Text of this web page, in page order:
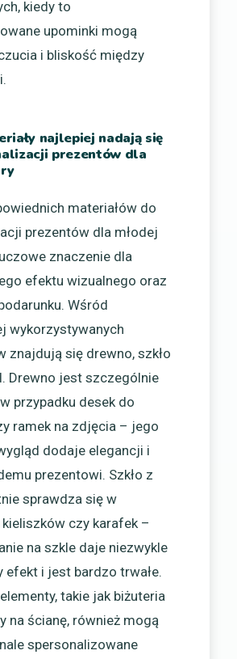
kiedy to
upominki mogą
i bliskość między
najlepiej nadają się
prezentów dla
materiałów do
prezentów dla młodej
znaczenie dla
efektu wizualnego oraz
Wśród
wykorzystywanych
znajdują się drewno, szkło
Drewno jest szczególnie
przypadku desek do
ramek na zdjęcia – jego
dodaje elegancji i
prezentowi. Szkło z
sprawdza się w
czy karafek –
na szkle daje niezwykle
efekt i jest bardzo trwałe.
takie jak biżuteria
na ścianę, również mogą
spersonalizowane